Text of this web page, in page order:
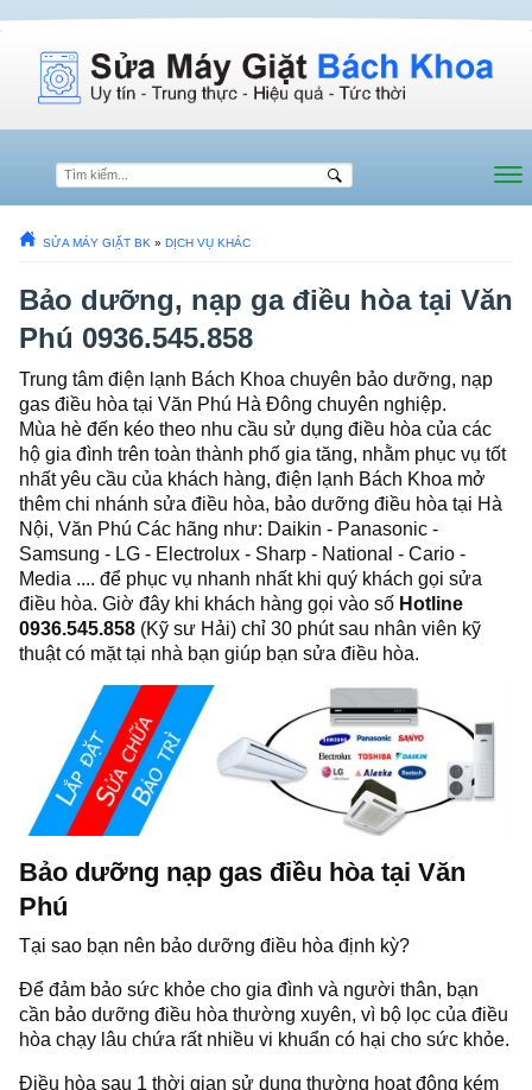
SỬA MÁY GIẶT BK » DỊCH VỤ KHÁC
Bảo dưỡng, nạp ga điều hòa tại Văn
Phú 0936.545.858
Trung tâm điện lạnh Bách Khoa chuyên bảo dưỡng, nạp
gas điều hòa tại Văn Phú Hà Đông chuyên nghiệp.
Mùa hè đến kéo theo nhu cầu sử dụng điều hòa của các
hộ gia đình trên toàn thành phố gia tăng, nhằm phục vụ tốt
nhất yêu cầu của khách hàng, điện lạnh Bách Khoa mở
thêm chi nhánh sửa điều hòa, bảo dưỡng điều hòa tại Hà
Nội, Văn Phú Các hãng như: Daikin - Panasonic -
Samsung - LG - Electrolux - Sharp - National - Cario -
Media .... để phục vụ nhanh nhất khi quý khách gọi sửa
điều hòa. Giờ đây khi khách hàng gọi vào số Hotline
0936.545.858 (Kỹ sư Hải) chỉ 30 phút sau nhân viên kỹ
thuật có mặt tại nhà bạn giúp bạn sửa điều hòa.
Bảo dưỡng nạp gas điều hòa tại Văn
Phú
Tại sao bạn nên bảo dưỡng điều hòa định kỳ?
Để đảm bảo sức khỏe cho gia đình và người thân, bạn
cần bảo dưỡng điều hòa thường xuyên, vì bộ lọc của điều
hòa chạy lâu chứa rất nhiều vi khuẩn có hại cho sức khỏe.
Điều hòa sau 1 thời gian sử dụng thường hoạt động kém